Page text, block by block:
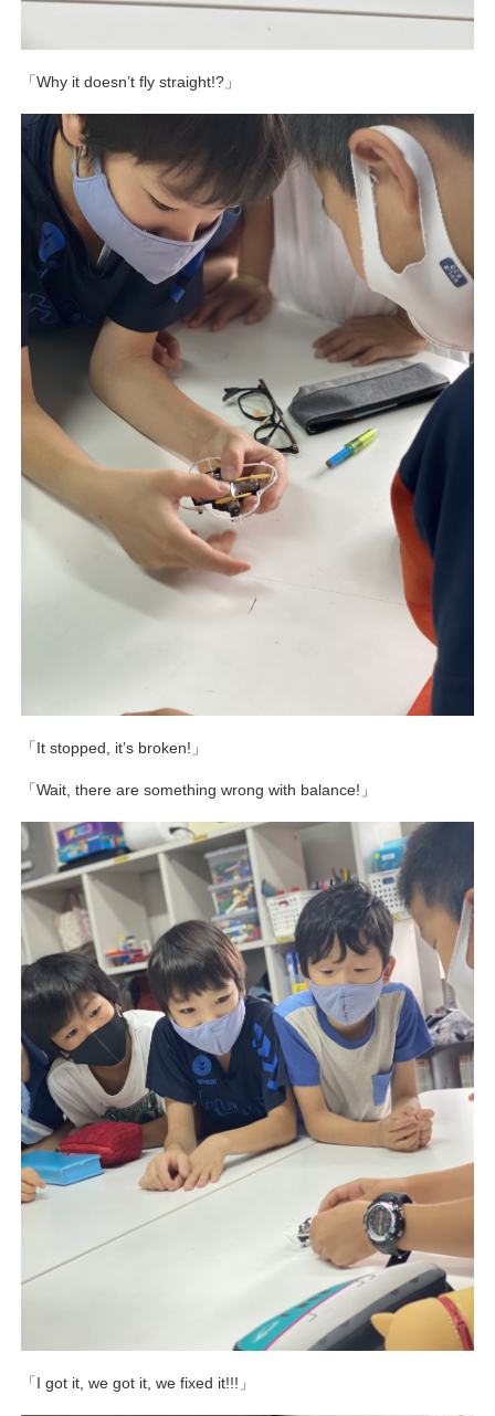
「Why it doesn’t fly straight!?」
「It stopped, it’s broken!」
「Wait, there are something wrong with balance!」
「I got it, we got it, we fixed it!!!」